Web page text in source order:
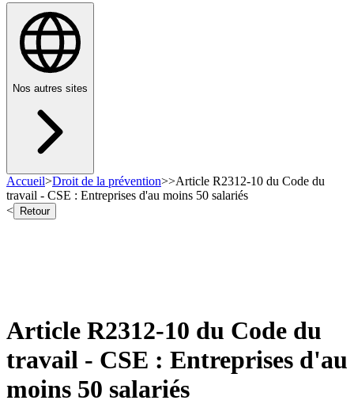
Nos autres sites
Accueil>Droit de la prévention>>Article R2312-10 du Code du
travail - CSE : Entreprises d'au moins 50 salariés
<
Retour
Article R2312-10 du Code du
travail - CSE : Entreprises d'au
moins 50 salariés